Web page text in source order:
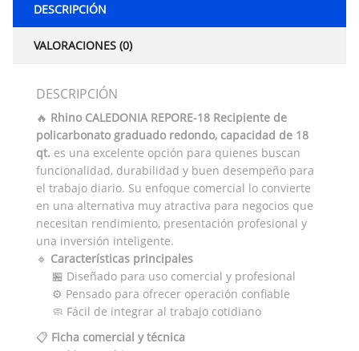
DESCRIPCIÓN
VALORACIONES (0)
DESCRIPCIÓN
🔥 Rhino CALEDONIA REPORE-18 Recipiente de
policarbonato graduado redondo, capacidad de 18
qt. es una excelente opción para quienes buscan
funcionalidad, durabilidad y buen desempeño para
el trabajo diario. Su enfoque comercial lo convierte
en una alternativa muy atractiva para negocios que
necesitan rendimiento, presentación profesional y
una inversión inteligente.
🔹 Características principales
🏪 Diseñado para uso comercial y profesional
⚙️ Pensado para ofrecer operación confiable
🧼 Fácil de integrar al trabajo cotidiano
📋 Ficha comercial y técnica